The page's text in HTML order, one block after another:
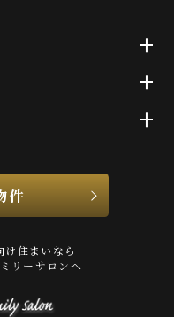
件
住まいなら
リーサロンへ